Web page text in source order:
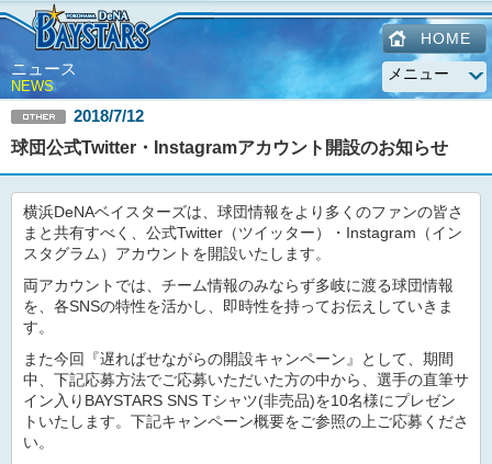
HOME
ニュース
NEWS
2018/7/12
球団公式Twitter・Instagramアカウント開設のお知らせ
横浜DeNAベイスターズは、球団情報をより多くのファンの皆さ
まと共有すべく、公式Twitter（ツイッター）・Instagram（イン
スタグラム）アカウントを開設いたします。
両アカウントでは、チーム情報のみならず多岐に渡る球団情報
を、各SNSの特性を活かし、即時性を持ってお伝えしていきま
す。
また今回『遅ればせながらの開設キャンペーン』として、期間
中、下記応募方法でご応募いただいた方の中から、選手の直筆サ
イン入りBAYSTARS SNS Tシャツ(非売品)を10名様にプレゼン
トいたします。下記キャンペーン概要をご参照の上ご応募くださ
い。